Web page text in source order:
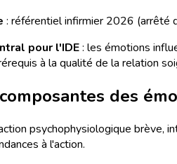
: référentiel infirmier 2026 (arrêté
pour l'IDE: les émotions
à la qualité de la relation
des
psychophysiologique brève,
à l'action.